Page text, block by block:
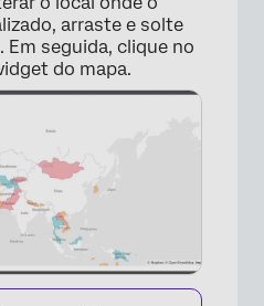
×
arraste e solte
Em seguida, clique no
do mapa.